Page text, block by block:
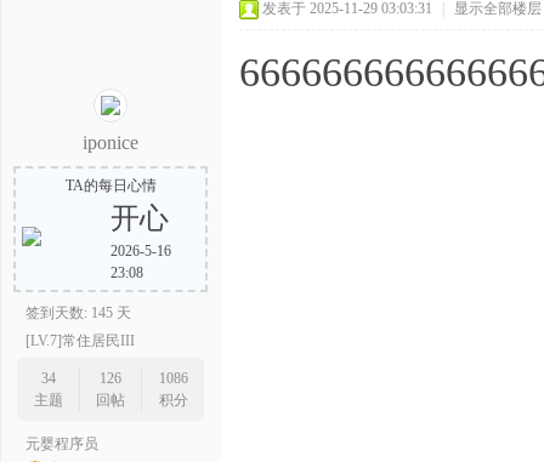
iponice
TA的每日心情
开心
2026-5-16
23:08
签到天数: 145 天
[LV.7]常住居民III
34
主题
126
回帖
1086
积分
元婴程序员
发表于 2025-11-29 03:03:31 显示全部楼层